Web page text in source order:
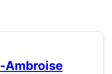
Ambroise